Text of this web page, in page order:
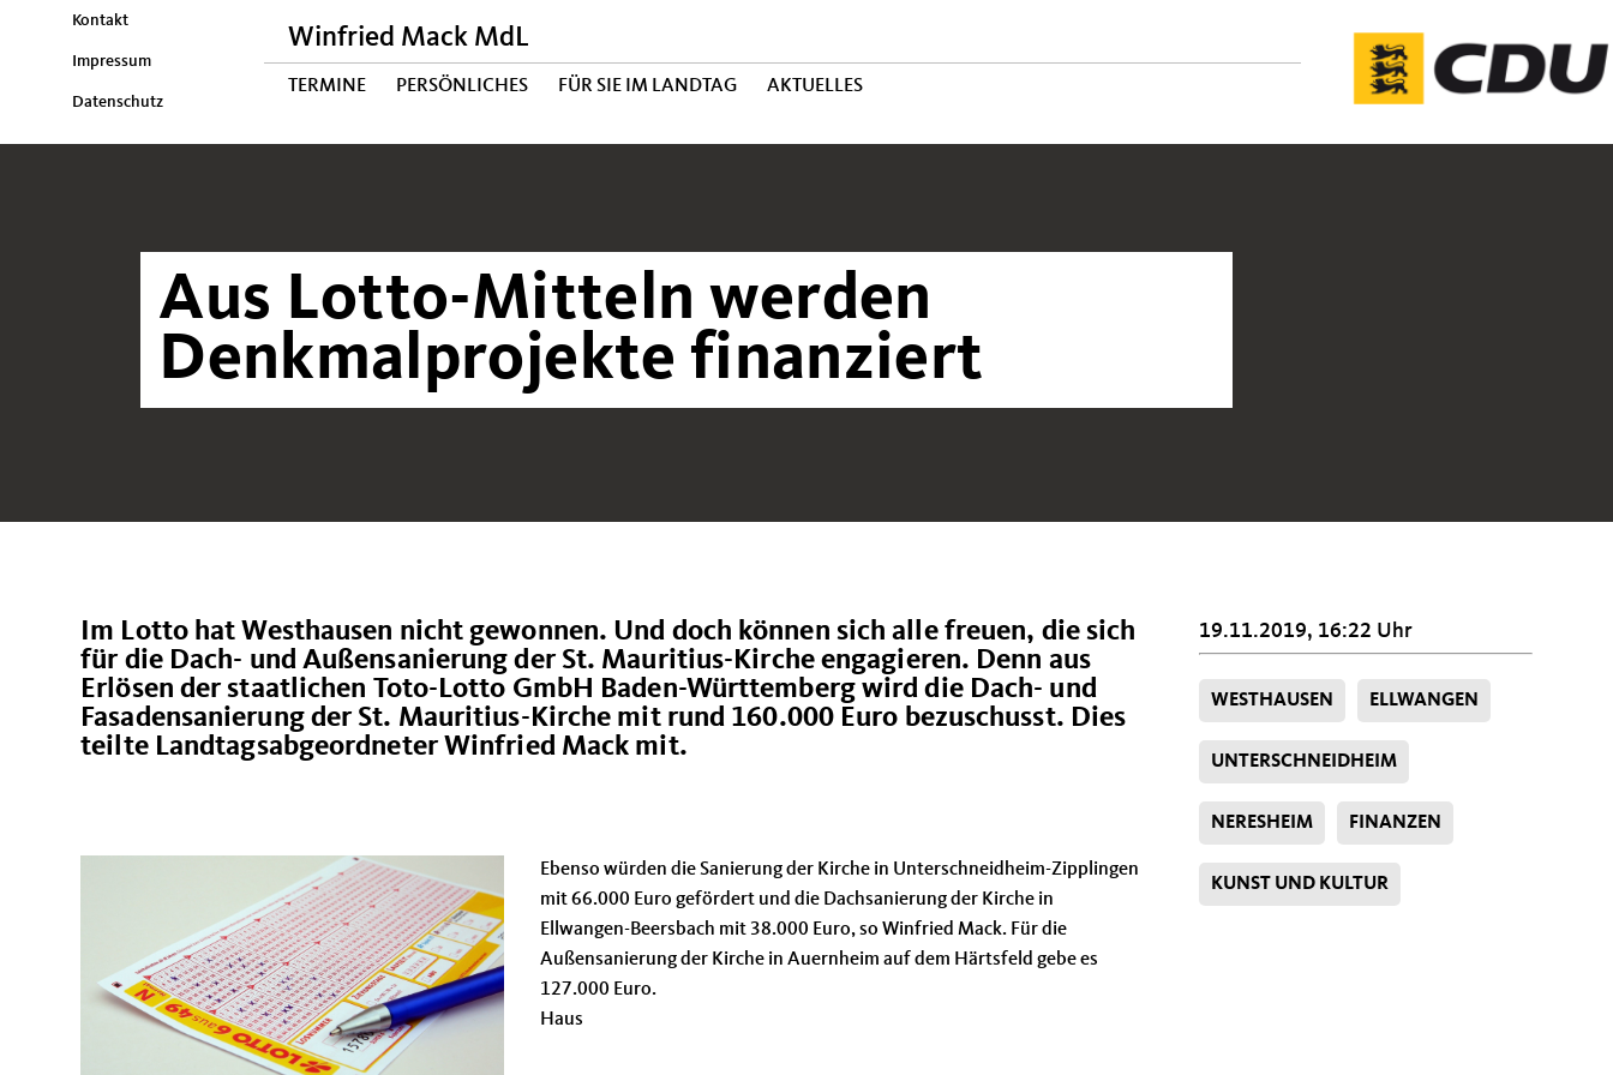
Kontakt
Impressum
Datenschutz
Winfried Mack MdL
TERMINE PERSÖNLICHES FÜR SIE IM LANDTAG AKTUELLES
Aus Lotto-Mitteln werden
Denkmalprojekte finanziert
Im Lotto hat Westhausen nicht gewonnen. Und doch können sich alle freuen, die sich
für die Dach- und Außensanierung der St. Mauritius-Kirche engagieren. Denn aus
Erlösen der staatlichen Toto-Lotto GmbH Baden-Württemberg wird die Dach- und
Fasadensanierung der St. Mauritius-Kirche mit rund 160.000 Euro bezuschusst. Dies
teilte Landtagsabgeordneter Winfried Mack mit.
Ebenso würden die Sanierung der Kirche in Unterschneidheim-Zipplingen
mit 66.000 Euro gefördert und die Dachsanierung der Kirche in
Ellwangen-Beersbach mit 38.000 Euro, so Winfried Mack. Für die
Außensanierung der Kirche in Auernheim auf dem Härtsfeld gebe es
127.000 Euro.
Haus
19.11.2019, 16:22 Uhr
WESTHAUSEN ELLWANGEN
UNTERSCHNEIDHEIM
NERESHEIM FINANZEN
KUNST UND KULTUR